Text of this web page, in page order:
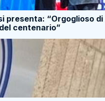
presenta: “Orgoglioso di
centenario”